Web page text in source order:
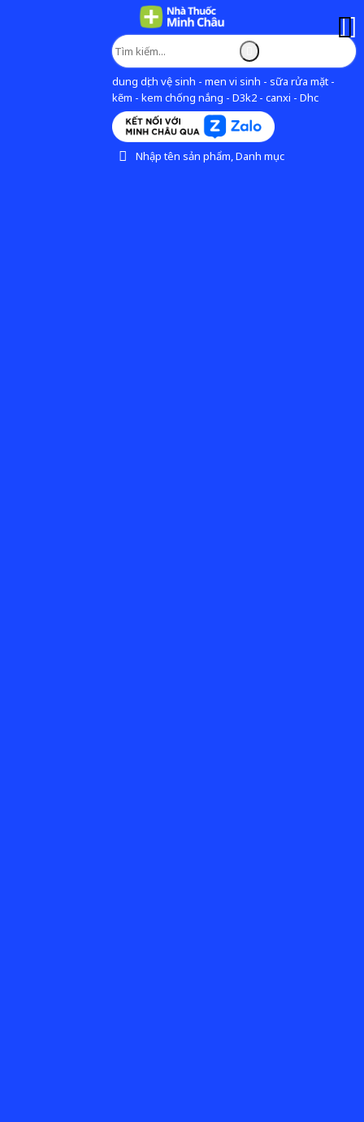
dung dịch vệ sinh - men vi sinh - sữa rửa mặt -
kẽm - kem chống nắng - D3k2 - canxi - Dhc
Nhập tên sản phẩm, Danh mục